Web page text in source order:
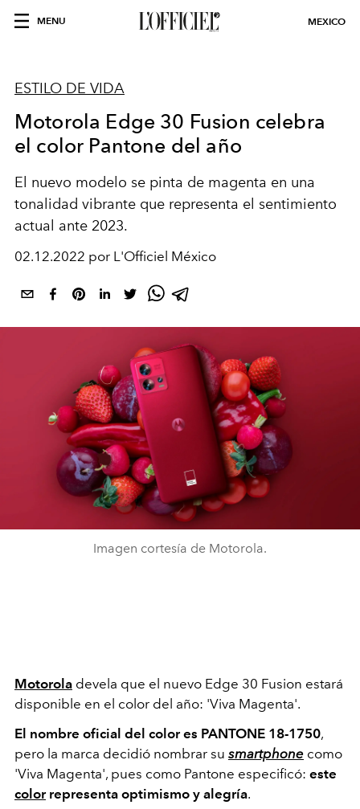
MENU MEXICO
ESTILO DE VIDA
Motorola Edge 30 Fusion celebra
el color Pantone del año
El nuevo modelo se pinta de magenta en una
tonalidad vibrante que representa el sentimiento
actual ante 2023.
02.12.2022 por L'Officiel México
Imagen cortesía de Motorola.
Motorola devela que el nuevo Edge 30 Fusion estará
disponible en el color del año: 'Viva Magenta'.
El nombre oficial del color es PANTONE 18-1750,
pero la marca decidió nombrar su smartphone como
'Viva Magenta', pues como Pantone especificó: este
colorrepresenta optimismo y alegría.